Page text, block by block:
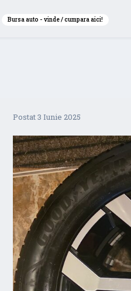
Bursa auto - vinde / cumpara aici!
Postat3 Iunie 2025